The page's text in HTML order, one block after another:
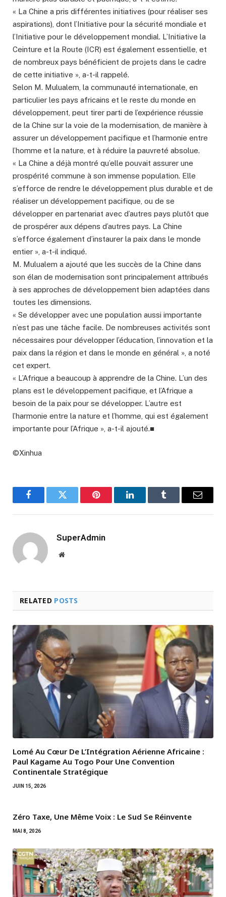
« La Chine a pris différentes initiatives (pour réaliser ses
aspirations), dont l’Initiative pour la sécurité mondiale et
l’Initiative pour le développement mondial. L’Initiative la
Ceinture et la Route (ICR) est également essentielle, et
de nombreux pays bénéficient de projets dans le cadre
de cette initiative », a-t-il rappelé.
Selon M. Mulualem, la communauté internationale, en
particulier les pays africains et le reste du monde en
développement, peut tirer parti de l’expérience réussie
de la Chine sur la voie de la modernisation, de manière à
assurer un développement pacifique et l’harmonie entre
l’homme et la nature, et à réduire la pauvreté absolue.
« La Chine a déjà montré qu’elle pouvait assurer une
prospérité commune à son immense population. Elle
s’efforce de rendre le développement plus durable et de
réaliser un développement pacifique, ou de se
développer en partenariat avec d’autres pays plutôt que
de prospérer aux dépens d’autres pays. La Chine
s’efforce également d’instaurer la paix dans le monde
entier », a-t-il indiqué.
M. Mulualem a ajouté que les succès de la Chine dans
son élan de modernisation sont principalement attribués
à ses approches de développement bien adaptées dans
toutes les dimensions.
« Se développer avec une population aussi importante
n’est pas une tâche facile. De nombreuses activités sont
nécessaires pour développer l’éducation, l’innovation et la
paix dans la région et dans le monde en général », a noté
cet expert.
« L’Afrique a beaucoup à apprendre de la Chine. L’un des
plans est le développement pacifique, et l’Afrique a
besoin de la paix pour se développer. L’autre est
l’harmonie entre la nature et l’homme, qui est également
importante pour l’Afrique », a-t-il ajouté.■
©Xinhua
FacebookTwitter Pinterest LinkedInTumblr Email
SuperAdmin
Website
RELATED POSTS
Lomé Au Cœur De L’Intégration Aérienne Africaine :
Paul Kagame Au Togo Pour Une Convention
Continentale Stratégique
JUIN 15, 2026
Zéro Taxe, Une Même Voix : Le Sud Se Réinvente
MAI 8, 2026